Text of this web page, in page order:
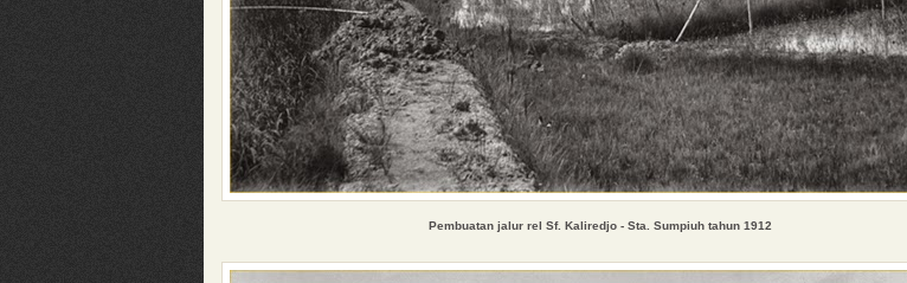
Pembuatan jalur rel Sf. Kaliredjo - Sta. Sumpiuh tahun 1912